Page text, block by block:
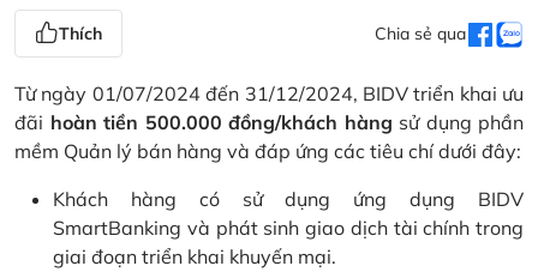
Thích Chia sẻ qua
Từ ngày 01/07/2024 đến 31/12/2024, BIDV triển khai ưu
đãi hoàn tiền 500.000 đồng/khách hàng sử dụng phần
mềm Quản lý bán hàng và đáp ứng các tiêu chí dưới đây:
Khách hàng có sử dụng ứng dụng BIDV
SmartBanking và phát sinh giao dịch tài chính trong
giai đoạn triển khai khuyến mại.